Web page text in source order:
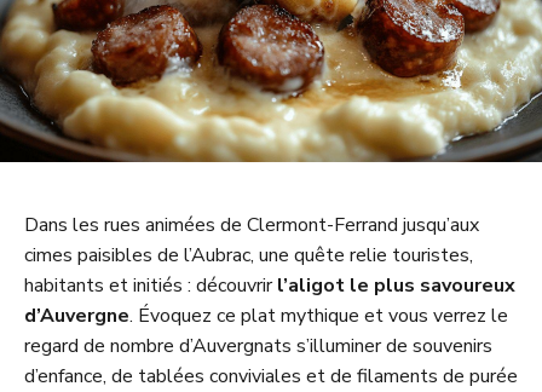
Dans les rues animées de Clermont-Ferrand jusqu’aux
cimes paisibles de l’Aubrac, une quête relie touristes,
habitants et initiés : découvrirl’aligot le plus savoureux
d’Auvergne. Évoquez ce plat mythique et vous verrez le
regard de nombre d’Auvergnats s’illuminer de souvenirs
d’enfance, de tablées conviviales et de filaments de purée